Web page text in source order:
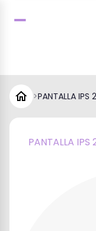
>PANTALLA IPS
PANTALLA IPS